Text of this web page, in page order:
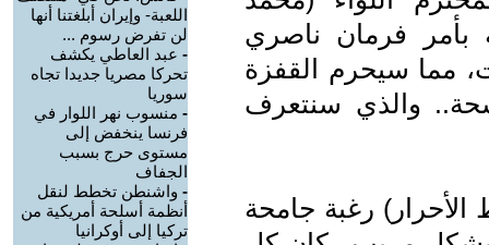
فرمان ناصري
مما سيحرم القفزة
والذي سنتعرف
رغبة جامحة
اللعبة- وإيران أبلغتنا أنها
لن تفرض رسوم ...
- عبد العاطي يكشف
تحركا مصريا جديدا تجاه
سوريا
- منسوب نهر اللوار في
فرنسا ينخفض إلى
مستوى حرج بسبب
الجفاف
- واشنطن تخطط لنقل
أنظمة أسلحة أمريكية من
تركيا إلى أوكرانيا